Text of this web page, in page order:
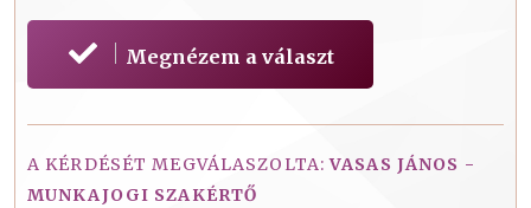
Megnézem a választ
A KÉRDÉSÉT MEGVÁLASZOLTA:VASAS JÁNOS -
MUNKAJOGI SZAKÉRTŐ